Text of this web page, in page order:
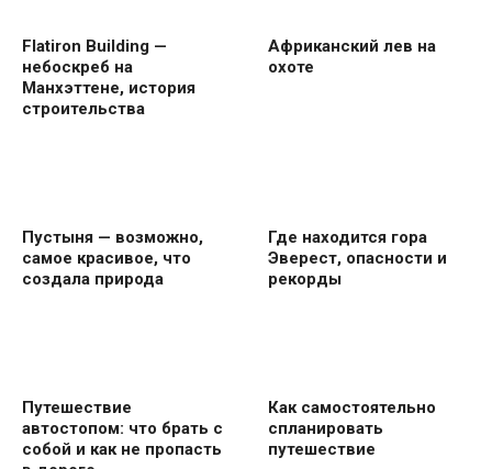
Flatiron Building —
небоскреб на
Манхэттене, история
строительства
Африканский лев на
охоте
Пустыня — возможно,
самое красивое, что
создала природа
Где находится гора
Эверест, опасности и
рекорды
Путешествие
автостопом: что брать с
собой и как не пропасть
Как самостоятельно
спланировать
путешествие